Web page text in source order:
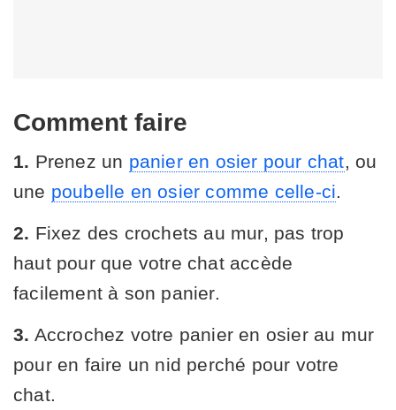
Comment faire
1. Prenez un panier en osier pour chat, ou
une poubelle en osier comme celle-ci.
2. Fixez des crochets au mur, pas trop
haut pour que votre chat accède
facilement à son panier.
3. Accrochez votre panier en osier au mur
pour en faire un nid perché pour votre
chat.